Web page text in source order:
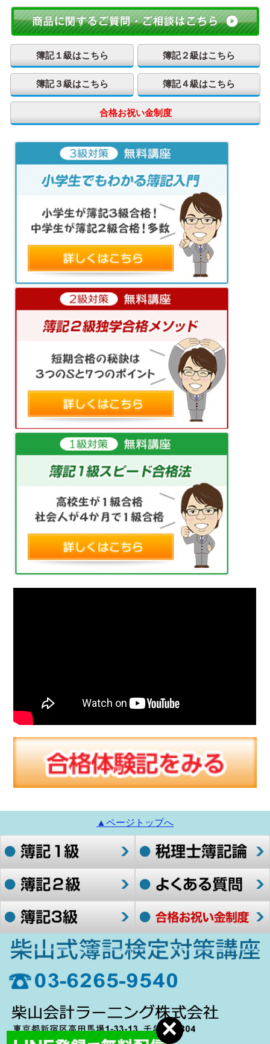
簿記１級はこちら 簿記２級はこちら
簿記３級はこちら 簿記４級はこちら
合格お祝い金制度
▲ページトップへ